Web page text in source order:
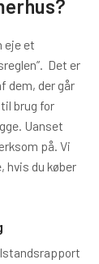
eje et
Det er
dem, der går
brug for
Uanset
på. Vi
hvis du køber